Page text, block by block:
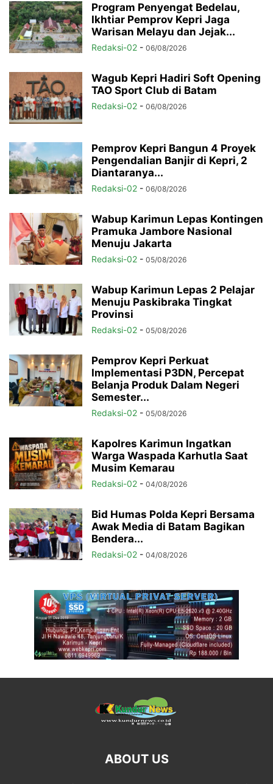
Program Penyengat Bedelau,
Ikhtiar Pemprov Kepri Jaga
Warisan Melayu dan Jejak...
Redaksi-02 - 06/08/2026
Wagub Kepri Hadiri Soft Opening
TAO Sport Club di Batam
Redaksi-02 - 06/08/2026
Pemprov Kepri Bangun 4 Proyek
Pengendalian Banjir di Kepri, 2
Diantaranya...
Redaksi-02 - 06/08/2026
Wabup Karimun Lepas Kontingen
Pramuka Jambore Nasional
Menuju Jakarta
Redaksi-02 - 05/08/2026
Wabup Karimun Lepas 2 Pelajar
Menuju Paskibraka Tingkat
Provinsi
Redaksi-02 - 05/08/2026
Pemprov Kepri Perkuat
Implementasi P3DN, Percepat
Belanja Produk Dalam Negeri
Semester...
Redaksi-02 - 05/08/2026
Kapolres Karimun Ingatkan
Warga Waspada Karhutla Saat
Musim Kemarau
Redaksi-02 - 04/08/2026
Bid Humas Polda Kepri Bersama
Awak Media di Batam Bagikan
Bendera...
Redaksi-02 - 04/08/2026
ABOUT US